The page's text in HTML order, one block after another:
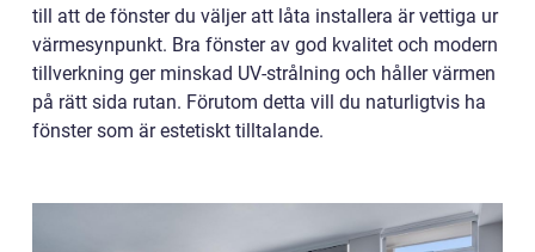
till att de fönster du väljer att låta installera är vettiga ur
värmesynpunkt. Bra fönster av god kvalitet och modern
tillverkning ger minskad UV-strålning och håller värmen
på rätt sida rutan. Förutom detta vill du naturligtvis ha
fönster som är estetiskt tilltalande.